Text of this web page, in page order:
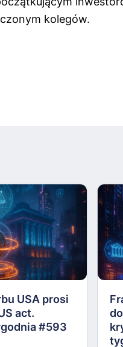
kolegów.
USA prosi
act.
#593